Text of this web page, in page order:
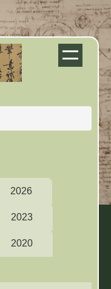
2026
2023
2020